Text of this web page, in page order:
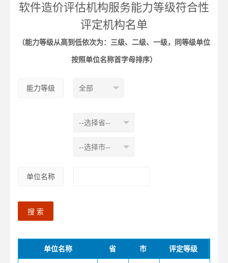
软件造价评估机构服务能力等级符合性
评定机构名单
（能力等级从高到低依次为：三级、二级、一级，同等级单位
按照单位名称首字母排序）
能力等级
单位名称
搜 索
单位名称 省 市 评定等级